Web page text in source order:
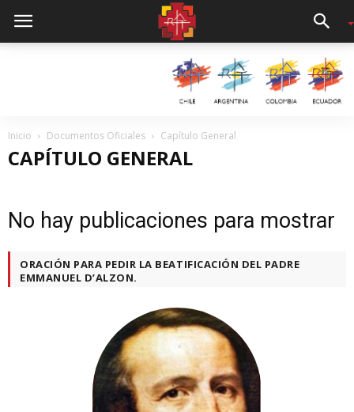
Inicio Documentos Oficiales Capítulo General
CAPÍTULO GENERAL
No hay publicaciones para mostrar
ORACIÓN PARA PEDIR LA BEATIFICACIÓN DEL PADRE
EMMANUEL D’ALZON.